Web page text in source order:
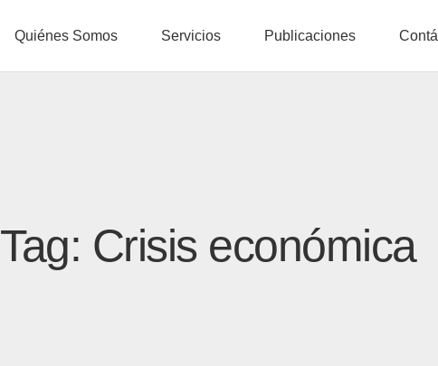
Quiénes Somos Servicios Publicaciones
Tag: Crisis económica